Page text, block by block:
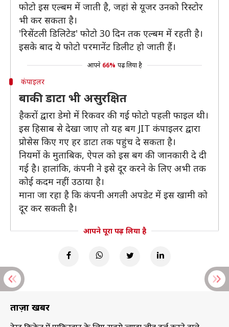
फोटो इस एल्बम में जाती है, जहां से यूजर उनको रिस्टोर
भी कर सकता है।
'रिसेंटली डिलिटेड' फोटो 30 दिन तक एल्बम में रहती है।
इसके बाद ये फोटो परमानेंट डिलीट हो जाती हैं।
आपने 66% पढ़ लिया है
कंपाइलर
बाकी डाटा भी असुरक्षित
हैकरों द्वारा डेमो में रिकवर की गई फोटो पहली फाइल थी।
इस हिसाब से देखा जाए तो यह बग JIT कंपाइलर द्वारा
प्रोसेस किए गए हर डाटा तक पहुंच दे सकता है।
नियमों के मुताबिक, ऐपल को इस बग की जानकारी दे दी
गई है। हालांकि, कंपनी ने इसे दूर करने के लिए अभी तक
कोई कदम नहीं उठाया है।
माना जा रहा है कि कंपनी अगली अपडेट में इस खामी को
दूर कर सकती है।
आपने पूरा पढ़ लिया है
ताज़ा खबरें